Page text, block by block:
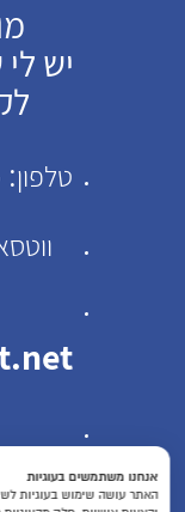
יש
טלפון:
אנחנו משתמשים בעוגיות
האתר עושה שימוש בעוגיות